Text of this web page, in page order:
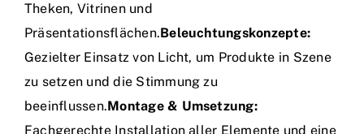
Theken, Vitrinen und
Präsentationsflächen.Beleuchtungskonzepte:
Gezielter Einsatz von Licht, um Produkte in Szene
zu setzen und die Stimmung zu
beeinflussen.Montage & Umsetzung:
Fachgerechte Installation aller Elemente und eine